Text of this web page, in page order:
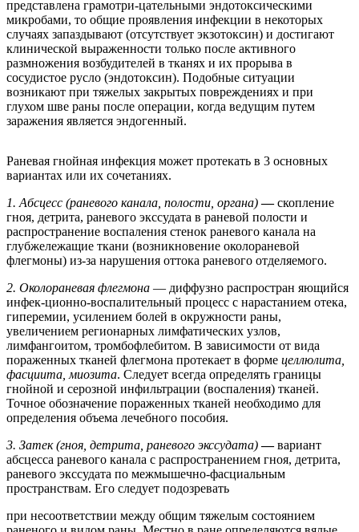
представлена грамотри-цательными эндотоксическими
микробами, то общие проявления инфекции в некоторых
случаях запаздывают (отсутствует экзотоксин) и достигают
клинической выраженности только после активного
размножения возбудителей в тканях и их прорыва в
сосудистое русло (эндотоксин). Подобные ситуации
возникают при тяжелых закрытых повреждениях и при
глухом шве раны после операции, когда ведущим путем
заражения является эндогенный.
Раневая гнойная инфекция может протекать в 3 основных
вариантах или их сочетаниях.
1. Абсцесс (раневого канала, полости, органа)—скопление
гноя, детрита, раневого экссудата в раневой полости и
распространение воспаления стенок раневого канала на
глубжележащие ткани (возникновение околораневой
флегмоны) из-за нарушения оттока раневого отделяемого.
2. Околораневая флегмона — диффузно распростран яющийся
инфек-ционно-воспалительный процесс с нарастанием отека,
гиперемии, усилением болей в окружности раны,
увеличением регионарных лимфатических узлов,
лимфангоитом, тромбофлебитом. В зависимости от вида
пораженных тканей флегмона протекает в форме целлюлита,
фасциита, миозита. Следует всегда определять границы
гнойной и серозной инфильтрации (воспаления) тканей.
Точное обозначение пораженных тканей необходимо для
определения объема лечебного пособия.
3. Затек (гноя, детрита, раневого экссудата)—вариант
абсцесса раневого канала с распространением гноя, детрита,
раневого экссудата по межмышечно-фасциальным
пространствам. Его следует подозревать
при несоответствии между общим тяжелым состоянием